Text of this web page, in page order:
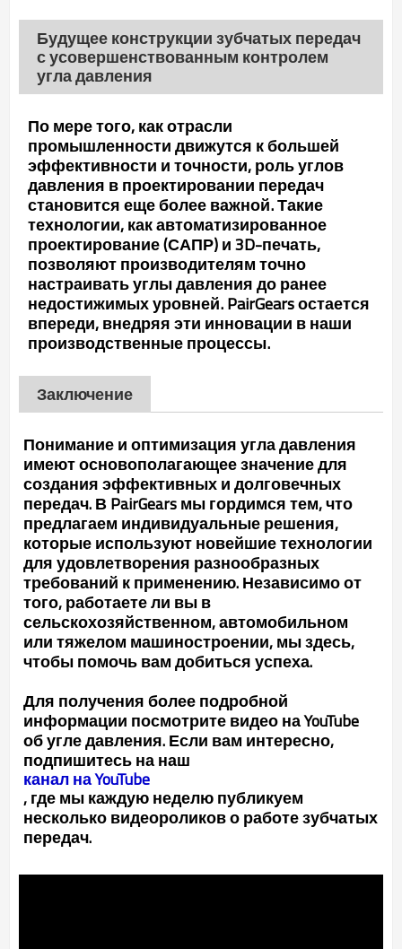
Будущее конструкции зубчатых передач
с усовершенствованным контролем
угла давления
По мере того, как отрасли
промышленности движутся к большей
эффективности и точности, роль углов
давления в проектировании передач
становится еще более важной. Такие
технологии, как автоматизированное
проектирование (САПР) и 3D-печать,
позволяют производителям точно
настраивать углы давления до ранее
недостижимых уровней. PairGears остается
впереди, внедряя эти инновации в наши
производственные процессы.
Заключение
Понимание и оптимизация угла давления
имеют основополагающее значение для
создания эффективных и долговечных
передач. В PairGears мы гордимся тем, что
предлагаем индивидуальные решения,
которые используют новейшие технологии
для удовлетворения разнообразных
требований к применению. Независимо от
того, работаете ли вы в
сельскохозяйственном, автомобильном
или тяжелом машиностроении, мы здесь,
чтобы помочь вам добиться успеха.
Для получения более подробной
информации посмотрите видео на YouTube
об угле давления. Если вам интересно,
подпишитесь на наш
канал на YouTube
, где мы каждую неделю публикуем
несколько видеороликов о работе зубчатых
передач.